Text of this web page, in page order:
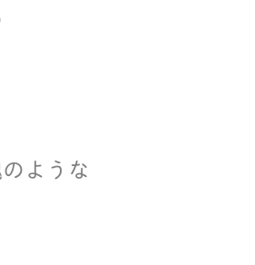
ような